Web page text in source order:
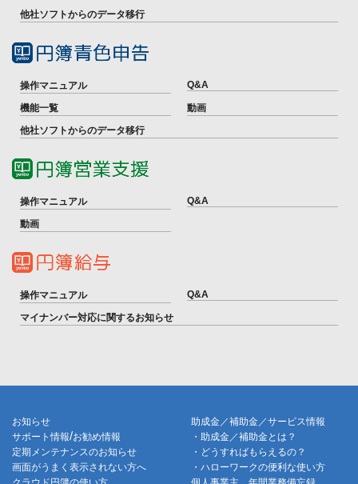
他社ソフトからのデータ移行
操作マニュアル Q&A
機能一覧
動画
他社ソフトからのデータ移行
操作マニュアル Q&A
動画
操作マニュアル Q&A
マイナンバー対応に関するお知らせ
お知らせ
サポート情報/お勧め情報
定期メンテナンスのお知らせ
画面がうまく表示されない方へ
助成金／補助金／サービス情報
・助成金／補助金とは？
・どうすればもらえるの？
・ハローワークの便利な使い方